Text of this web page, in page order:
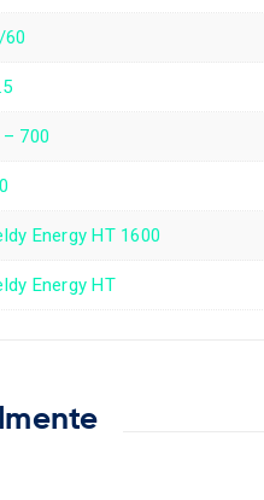
60
700
Energy HT 1600
Energy HT